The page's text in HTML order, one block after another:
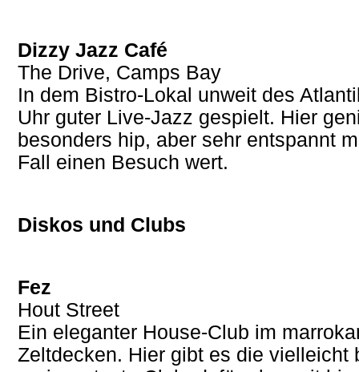
Dizzy Jazz Café
The Drive, Camps Bay
In dem Bistro-Lokal unweit des
Uhr guter Live-Jazz gespielt. Hier
besonders hip, aber sehr entspannt
Fall einen Besuch wert.
Diskos und Clubs
Fez
Hout Street
Ein eleganter House-Club im
Zeltdecken. Hier gibt es die